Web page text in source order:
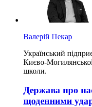
Валерій Пекар
Український
Києво-Могилянської
школи.
Держава про
щоденними